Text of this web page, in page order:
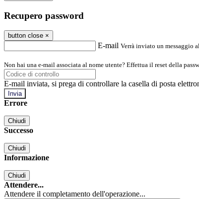
Recupero password
button close ×
E-mail Verrà inviato un messaggio
Non hai una e-mail associata al nome utente? Effettua il reset della
E-mail inviata, si prega di controllare la casella di posta
Errore
Chiudi
Successo
Chiudi
Informazione
Chiudi
Attendere...
Attendere il completamento dell'operazione...